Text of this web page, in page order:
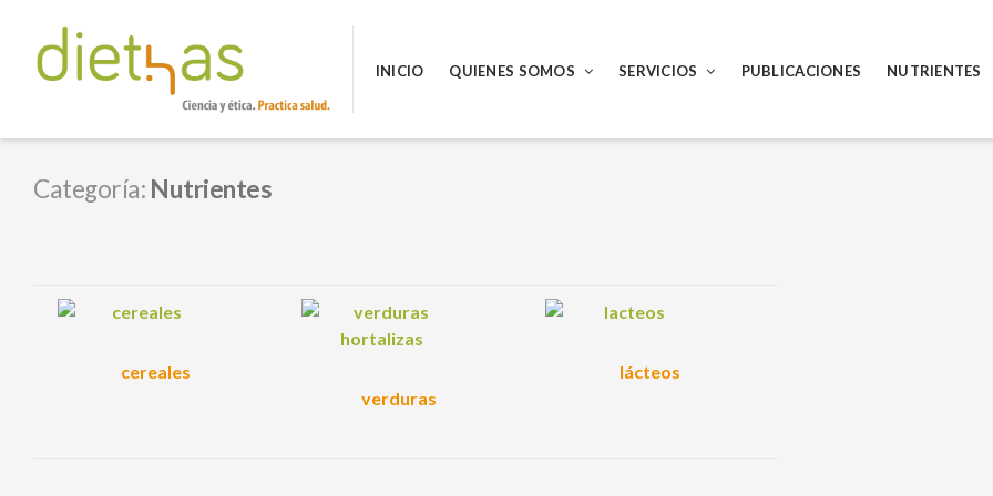
content
DIETHAS
INICIO QUIENES SOMOS SERVICIOS PUBLICACIONES NUTRIENTES
Categoría: Nutrientes
cereales
verduras
lácteos